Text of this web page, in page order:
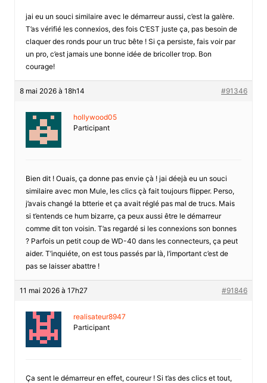
jai eu un souci similaire avec le démarreur aussi, c’est la galère.
T’as vérifié les connexios, des fois C’EST juste ça, pas besoin de
claquer des ronds pour un truc bête ! Si ça persiste, fais voir par
un pro, c’est jamais une bonne idée de bricoller trop. Bon
courage!
8 mai 2026 à 18h14 #91346
hollywood05
Participant
Bien dit ! Ouais, ça donne pas envie çà ! jai déejà eu un souci
similaire avec mon Mule, les clics çà fait toujours flipper. Perso,
j’avais changé la btterie et ça avait réglé pas mal de trucs. Mais
si t’entends ce hum bizarre, ça peux aussi être le démarreur
comme dit ton voisin. T’as regardé si les connexions son bonnes
? Parfois un petit coup de WD-40 dans les connecteurs, ça peut
aider. T’inquiéte, on est tous passés par là, l’important c’est de
pas se laisser abattre !
11 mai 2026 à 17h27 #91846
realisateur8947
Participant
Ça sent le démarreur en effet, coureur ! Si t’as des clics et tout,